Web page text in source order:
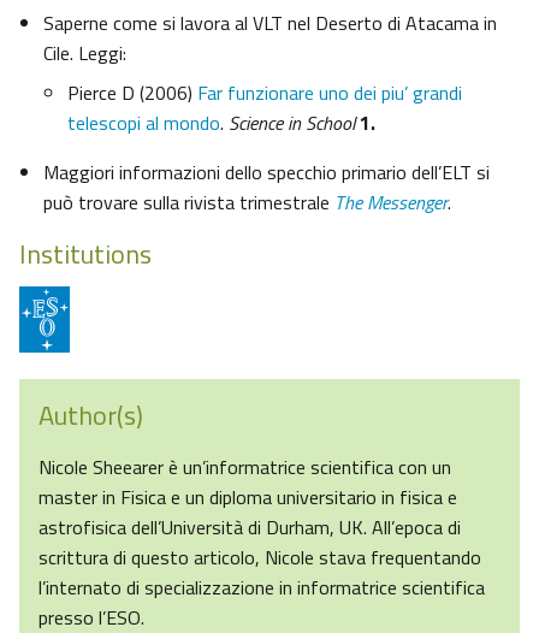
Saperne come si lavora al VLT nel Deserto di Atacama in
Cile. Leggi:
Pierce D (2006) Far funzionare uno dei piu’ grandi
telescopi al mondo. Science in School1.
Maggiori informazioni dello specchio primario dell’ELT si
può trovare sulla rivista trimestrale The Messenger.
Institutions
Author(s)
Nicole Sheearer è un’informatrice scientifica con un
master in Fisica e un diploma universitario in fisica e
astrofisica dell’Università di Durham, UK. All’epoca di
scrittura di questo articolo, Nicole stava frequentando
l’internato di specializzazione in informatrice scientifica
presso l’ESO.